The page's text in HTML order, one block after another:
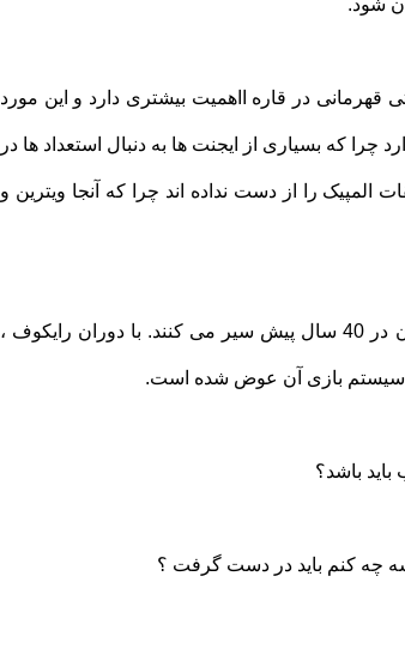
در قاره ااهمیت بیشتری دارد و این مورد
چرا که بسیاری از ایجنت ها به دنبال استعداد ها در
المپیک را از دست نداده اند چرا که آنجا ویترین و
جای تأسف است که شماری از کارشناسان ما کماکان در 40 سال پیش سیر می کنند. با دوران رایکوف ،
و سیستم بازی آن عوض شده است.
چه کنم باید در دست گرفت ؟